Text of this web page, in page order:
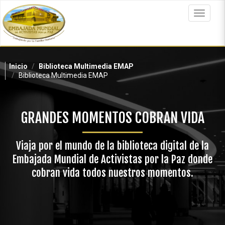
al
contenido
principal
Toggle
Inicio
Biblioteca Multimedia EMAP
Biblioteca Multimedia EMAP
GRANDES MOMENTOS COBRAN VIDA
Viaja por el mundo de la biblioteca digital de la
Embajada Mundial de Activistas por la Paz donde
cobran vida todos nuestros momentos.